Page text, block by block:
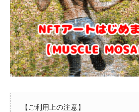
【ご利用上の注意】